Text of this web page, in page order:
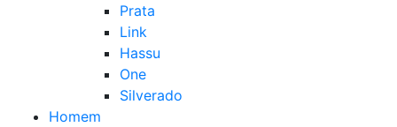
Prata
Link
Hassu
One
Silverado
Homem